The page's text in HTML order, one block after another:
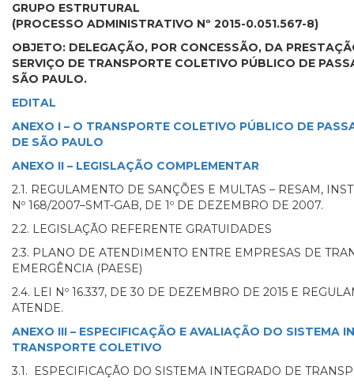
GRUPO ESTRUTURAL
(PROCESSO ADMINISTRATIVO Nº 2015-0.051.567-8)
OBJETO: DELEGAÇÃO, POR CONCESSÃO, DA
SERVIÇO DE TRANSPORTE COLETIVO PÚBLICO DE
SÃO PAULO.
EDITAL
ANEXO I – O TRANSPORTE COLETIVO PÚBLICO DE
DE SÃO PAULO
ANEXO II – LEGISLAÇÃO COMPLEMENTAR
2.1. REGULAMENTO DE SANÇÕES E MULTAS – RESAM,
Nº 168/2007–SMT-GAB, DE 1º DE DEZEMBRO DE 2007.
2.2. LEGISLAÇÃO REFERENTE GRATUIDADES
2.3. PLANO DE ATENDIMENTO ENTRE EMPRESAS DE
EMERGÊNCIA (PAESE)
2.4. LEI Nº 16.337, DE 30 DE DEZEMBRO DE 2015 E
ATENDE.
ANEXO III – ESPECIFICAÇÃO E AVALIAÇÃO DO SISTEMA
TRANSPORTE COLETIVO
3.1. ESPECIFICAÇÃO DO SISTEMA INTEGRADO DE